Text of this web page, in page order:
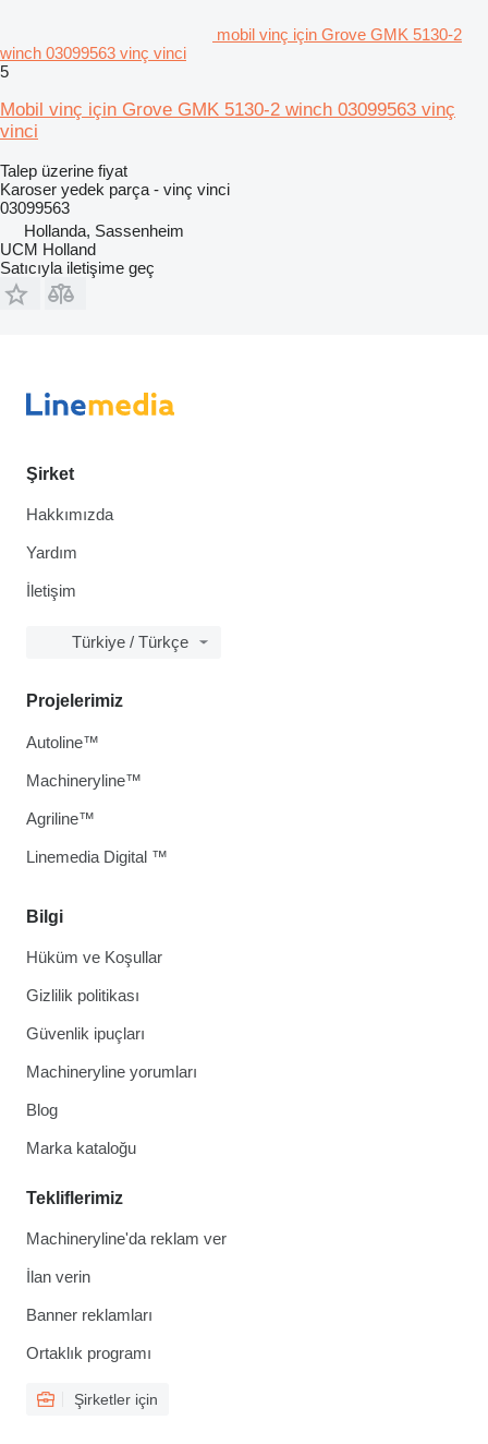
mobil vinç için Grove GMK 5130-2
winch 03099563 vinç vinci
5
Mobil vinç için Grove GMK 5130-2 winch 03099563 vinç
vinci
Talep üzerine fiyat
Karoser yedek parça - vinç vinci
03099563
Hollanda, Sassenheim
UCM Holland
Satıcıyla iletişime geç
Şirket
Hakkımızda
Yardım
İletişim
Türkiye / Türkçe
Bilgi
Hüküm ve Koşullar
Gizlilik politikası
Güvenlik ipuçları
Machineryline yorumları
Blog
Marka kataloğu
Tekliflerimiz
Machineryline'da reklam ver
İlan verin
Banner reklamları
Ortaklık programı
Şirketler için
Projelerimiz
Autoline™
Machineryline™
Agriline™
Linemedia Digital ™